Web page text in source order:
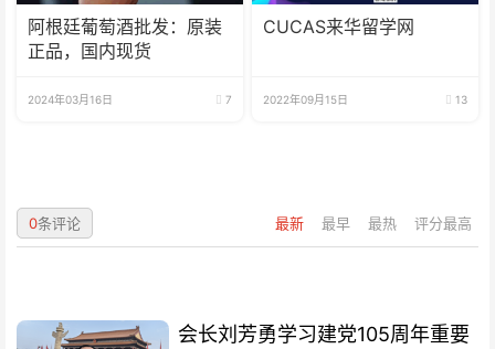
阿根廷葡萄酒批发：原装
正品，国内现货
2024年03月16日 7
CUCAS来华留学网
2022年09月15日 13
最新 最早 最热 评分最高
0条评论
会长刘芳勇学习建党105周年重要